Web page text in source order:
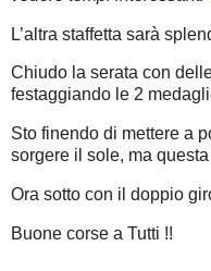
L’altra staffetta sarà
Chiudo la serata con
festaggiando le 2
Sto finendo di mettere a
sorgere il sole, ma
Ora sotto con il doppio
Buone corse a Tutti !!